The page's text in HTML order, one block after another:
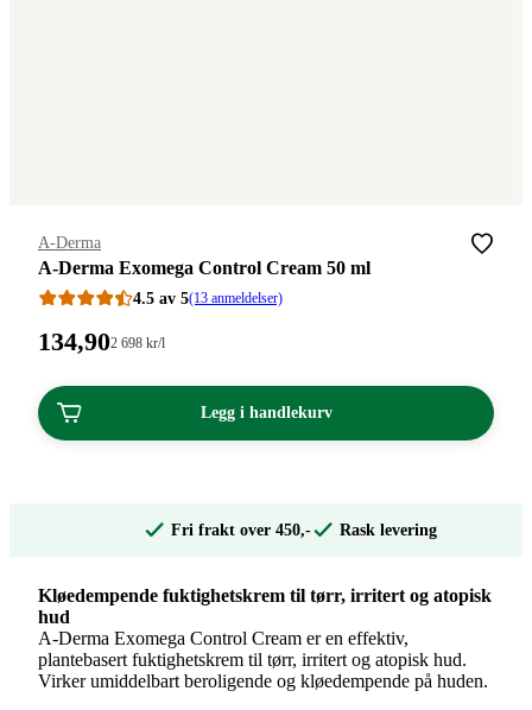
Merke:
A-Derma
A-Derma Exomega Control Cream 50 ml
4.5 av 5(13 anmeldelser)
Pris:
kroner.
134,90Stykkpris:
698,00/l
2 698 kr/l
Legg i handlekurv
Fri frakt over 450,- Rask levering
Kløedempende fuktighetskrem til tørr, irritert og atopisk
hud
A-Derma Exomega Control Cream er en effektiv,
plantebasert fuktighetskrem til tørr, irritert og atopisk hud.
Virker umiddelbart beroligende og kløedempende på huden.